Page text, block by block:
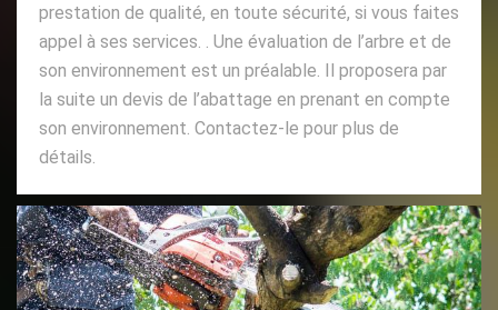
prestation de qualité, en toute sécurité, si vous faites
appel à ses services. . Une évaluation de l’arbre et de
son environnement est un préalable. Il proposera par
la suite un devis de l’abattage en prenant en compte
son environnement. Contactez-le pour plus de
détails.